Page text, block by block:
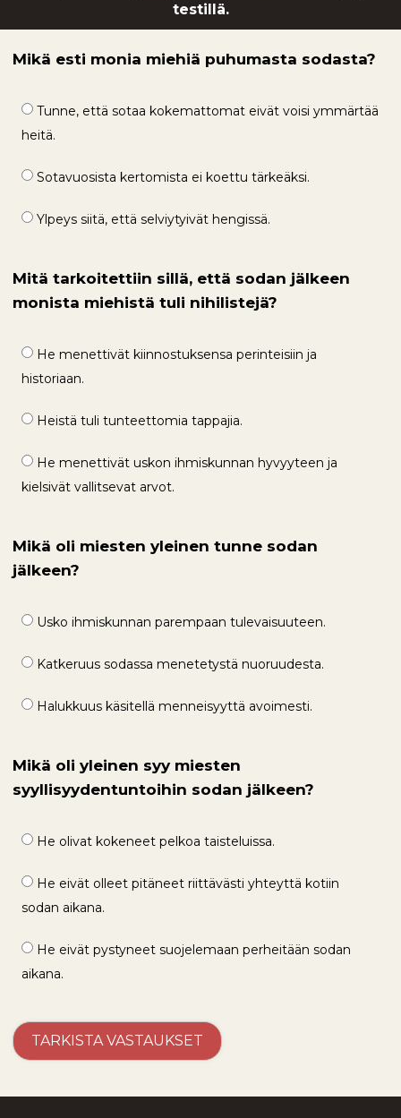
testillä.
Mikä esti monia miehiä puhumasta sodasta?
Tunne, että sotaa kokemattomat eivät voisi ymmärtää
heitä.
Sotavuosista kertomista ei koettu tärkeäksi.
Ylpeys siitä, että selviytyivät hengissä.
Mitä tarkoitettiin sillä, että sodan jälkeen
monista miehistä tuli nihilistejä?
He menettivät kiinnostuksensa perinteisiin ja
historiaan.
Heistä tuli tunteettomia tappajia.
He menettivät uskon ihmiskunnan hyvyyteen ja
kielsivät vallitsevat arvot.
Mikä oli miesten yleinen tunne sodan
jälkeen?
Usko ihmiskunnan parempaan tulevaisuuteen.
Katkeruus sodassa menetetystä nuoruudesta.
Halukkuus käsitellä menneisyyttä avoimesti.
Mikä oli yleinen syy miesten
syyllisyydentuntoihin sodan jälkeen?
He olivat kokeneet pelkoa taisteluissa.
He eivät olleet pitäneet riittävästi yhteyttä kotiin
sodan aikana.
He eivät pystyneet suojelemaan perheitään sodan
aikana.